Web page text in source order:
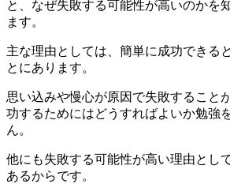
と、なぜ失敗する可能性が高いのかを
ます。
主な理由としては、簡単に成功できる
とにあります。
思い込みや慢心が原因で失敗すること
功するためにはどうすればよいか勉強
ん。
他にも失敗する可能性が高い理由とし
あるからです。